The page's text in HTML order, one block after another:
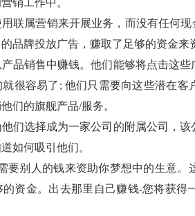
销工作中。
联属营销来开展业务，而没有任何
品牌投放广告，赚取了足够的资金来
品销售中赚钱。他们能够将点击这
很容易了; 他们只需要向这些潜在
们的旗舰产品/服务。
们选择成为一家公司的附属公司，
如何吸引他们。
要别人的钱来资助你梦想中的生意
资金。出去那里自己赚钱-您将获